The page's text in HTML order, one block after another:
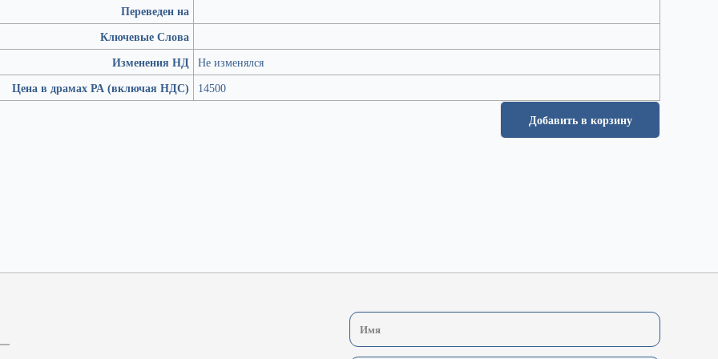
Переведен на
Ключевые Слова
Изменения НД Не изменялся
Цена в драмах РА (включая НДС)
14500
Добавить в корзину